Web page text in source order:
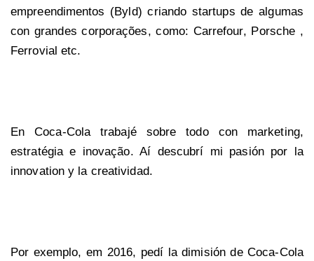
empreendimentos (Byld) criando startups de algumas
con grandes corporações, como: Carrefour, Porsche ,
Ferrovial etc.
En Coca-Cola trabajé sobre todo con marketing,
estratégia e inovação. Aí descubrí mi pasión por la
innovation y la creatividad.
Por exemplo, em 2016, pedí la dimisión de Coca-Cola